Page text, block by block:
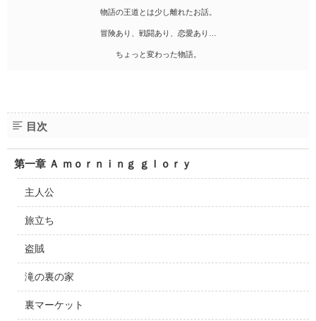
物語の王道とは少し離れたお話。
冒険あり、戦闘あり、恋愛あり…
ちょっと変わった物語。
目次
第一章 Ａ ｍｏｒｎｉｎｇ ｇｌｏｒｙ
主人公
旅立ち
盗賊
滝の裏の家
裏マーケット